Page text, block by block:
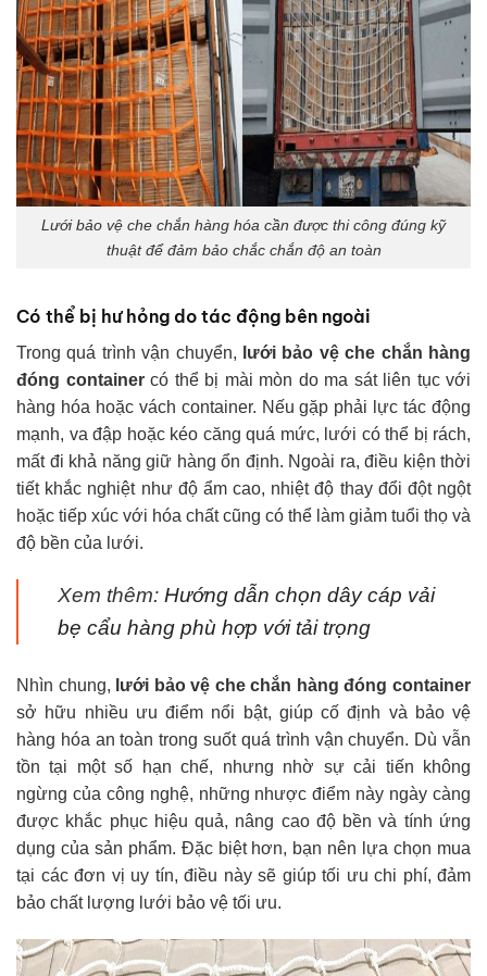
Lưới bảo vệ che chắn hàng hóa cần được thi công đúng kỹ
thuật để đảm bảo chắc chắn độ an toàn
Có thể bị hư hỏng do tác động bên ngoài
Trong quá trình vận chuyển,
lưới bảo vệ che chắn hàng
đóng container có thể bị mài mòn do ma sát liên tục với
hàng hóa hoặc vách container. Nếu gặp phải lực tác động
mạnh, va đập hoặc kéo căng quá mức, lưới có thể bị rách,
mất đi khả năng giữ hàng ổn định. Ngoài ra, điều kiện thời
tiết khắc nghiệt như độ ẩm cao, nhiệt độ thay đổi đột ngột
hoặc tiếp xúc với hóa chất cũng có thể làm giảm tuổi thọ và
độ bền của lưới.
Xem thêm: Hướng dẫn chọn dây cáp vải
bẹ cẩu hàng phù hợp với tải trọng
Nhìn chung, lưới bảo vệ che chắn hàng đóng container
sở hữu nhiều ưu điểm nổi bật, giúp cố định và bảo vệ
hàng hóa an toàn trong suốt quá trình vận chuyển. Dù vẫn
tồn tại một số hạn chế, nhưng nhờ sự cải tiến không
ngừng của công nghệ, những nhược điểm này ngày càng
được khắc phục hiệu quả, nâng cao độ bền và tính ứng
dụng của sản phẩm. Đặc biệt hơn, bạn nên lựa chọn mua
tại các đơn vị uy tín, điều này sẽ giúp tối ưu chi phí, đảm
bảo chất lượng lưới bảo vệ tối ưu.